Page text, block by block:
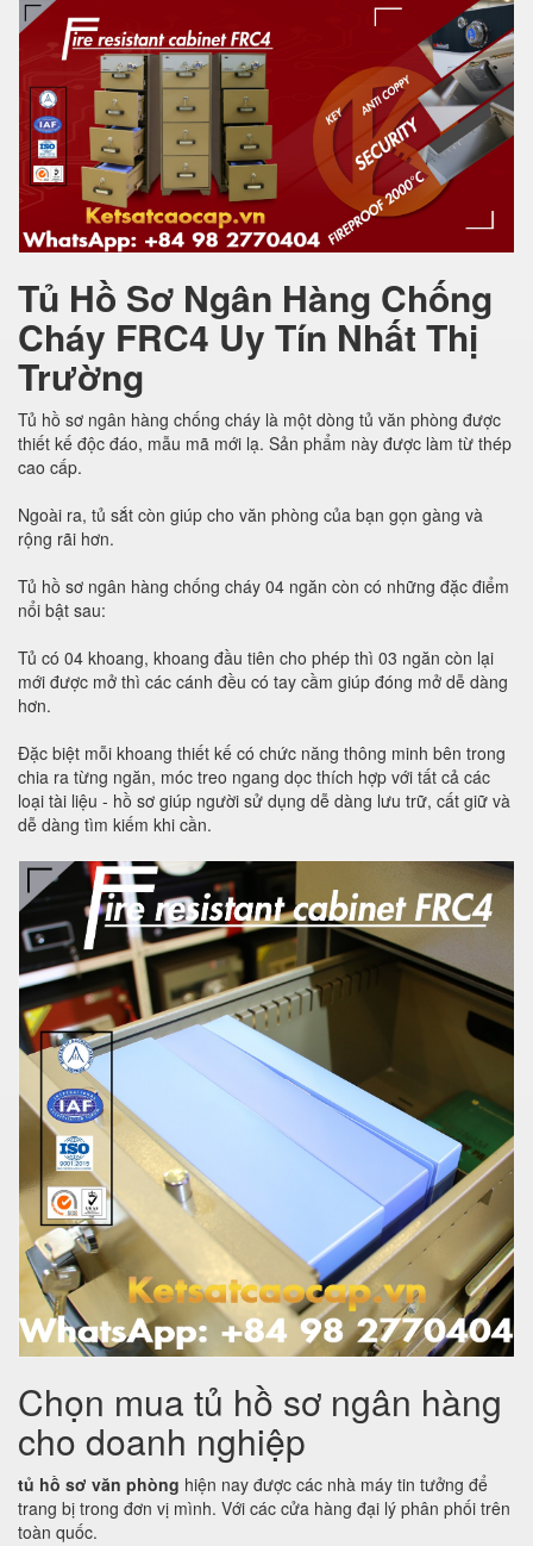
Tủ Hồ Sơ Ngân Hàng Chống
Cháy FRC4 Uy Tín Nhất Thị
Trường
Tủ hồ sơ ngân hàng chống cháy là một dòng tủ văn phòng được
thiết kế độc đáo, mẫu mã mới lạ. Sản phẩm này được làm từ thép
cao cấp.
Ngoài ra, tủ sắt còn giúp cho văn phòng của bạn gọn gàng và
rộng rãi hơn.
Tủ hồ sơ ngân hàng chống cháy 04 ngăn còn có những đặc điểm
nổi bật sau:
Tủ có 04 khoang, khoang đầu tiên cho phép thì 03 ngăn còn lại
mới được mở thì các cánh đều có tay cầm giúp đóng mở dễ dàng
hơn.
Đặc biệt mỗi khoang thiết kế có chức năng thông minh bên trong
chia ra từng ngăn, móc treo ngang dọc thích hợp với tất cả các
loại tài liệu - hồ sơ giúp người sử dụng dễ dàng lưu trữ, cất giữ và
dễ dàng tìm kiếm khi cần.
Chọn mua tủ hồ sơ ngân hàng
cho doanh nghiệp
tủ hồ sơ văn phòng hiện nay được các nhà máy tin tưởng để
trang bị trong đơn vị mình. Với các cửa hàng đại lý phân phối trên
toàn quốc.